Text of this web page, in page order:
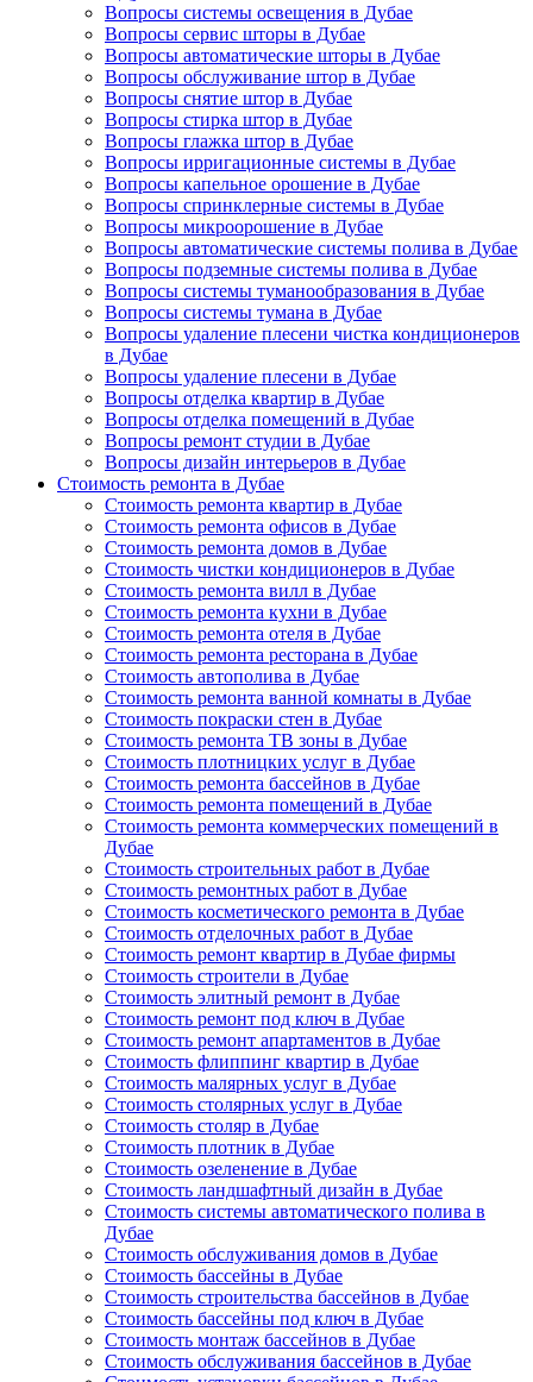
Вопросы системы освещения в Дубае
Вопросы сервис шторы в Дубае
Вопросы автоматические шторы в Дубае
Вопросы обслуживание штор в Дубае
Вопросы снятие штор в Дубае
Вопросы стирка штор в Дубае
Вопросы глажка штор в Дубае
Вопросы ирригационные системы в Дубае
Вопросы капельное орошение в Дубае
Вопросы спринклерные системы в Дубае
Вопросы микроорошение в Дубае
Вопросы автоматические системы полива в Дубае
Вопросы подземные системы полива в Дубае
Вопросы системы туманообразования в Дубае
Вопросы системы тумана в Дубае
Вопросы удаление плесени чистка кондиционеров
в Дубае
Вопросы удаление плесени в Дубае
Вопросы отделка квартир в Дубае
Вопросы отделка помещений в Дубае
Вопросы ремонт студии в Дубае
Вопросы дизайн интерьеров в Дубае
Стоимость ремонта в Дубае
Стоимость ремонта квартир в Дубае
Стоимость ремонта офисов в Дубае
Стоимость ремонта домов в Дубае
Стоимость чистки кондиционеров в Дубае
Стоимость ремонта вилл в Дубае
Стоимость ремонта кухни в Дубае
Стоимость ремонта отеля в Дубае
Стоимость ремонта ресторана в Дубае
Стоимость автополива в Дубае
Стоимость ремонта ванной комнаты в Дубае
Стоимость покраски стен в Дубае
Стоимость ремонта ТВ зоны в Дубае
Стоимость плотницких услуг в Дубае
Стоимость ремонта бассейнов в Дубае
Стоимость ремонта помещений в Дубае
Стоимость ремонта коммерческих помещений в
Дубае
Стоимость строительных работ в Дубае
Стоимость ремонтных работ в Дубае
Стоимость косметического ремонта в Дубае
Стоимость отделочных работ в Дубае
Стоимость ремонт квартир в Дубае фирмы
Стоимость строители в Дубае
Стоимость элитный ремонт в Дубае
Стоимость ремонт под ключ в Дубае
Стоимость ремонт апартаментов в Дубае
Стоимость флиппинг квартир в Дубае
Стоимость малярных услуг в Дубае
Стоимость столярных услуг в Дубае
Стоимость столяр в Дубае
Стоимость плотник в Дубае
Стоимость озеленение в Дубае
Стоимость ландшафтный дизайн в Дубае
Стоимость системы автоматического полива в
Дубае
Стоимость обслуживания домов в Дубае
Стоимость бассейны в Дубае
Стоимость строительства бассейнов в Дубае
Стоимость бассейны под ключ в Дубае
Стоимость монтаж бассейнов в Дубае
Стоимость обслуживания бассейнов в Дубае